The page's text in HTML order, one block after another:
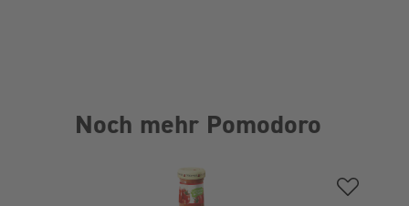
Noch mehr Pomodoro